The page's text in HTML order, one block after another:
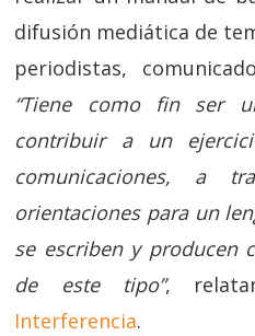
difusión mediática de
periodistas,
“Tiene como fin ser
contribuir a un
comunicaciones, a
orientaciones para un
se escriben y producen
de este tipo”,
Interferencia.